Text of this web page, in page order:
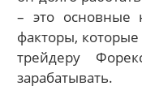
– это основные
факторы,
трейдеру
зарабатывать.